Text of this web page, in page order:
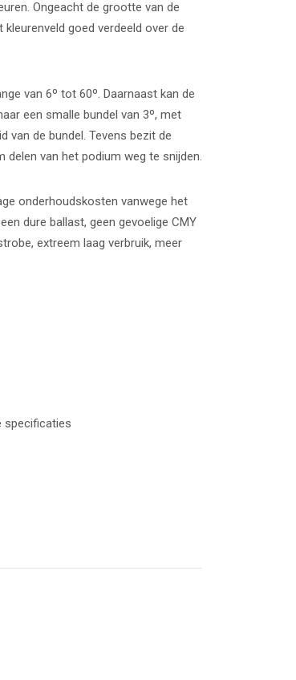
Ongeacht de grootte van de
goed verdeeld over de
van 6º tot 60º. Daarnaast kan de
een smalle bundel van 3º, met
van de bundel. Tevens bezit de
delen van het podium weg te snijden.
onderhoudskosten vanwege het
dure ballast, geen gevoelige CMY
extreem laag verbruik, meer
specificaties